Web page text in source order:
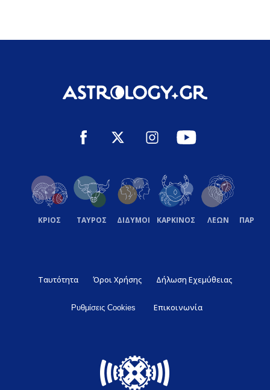
ΚΡΙΟΣ ΤΑΥΡΟΣ ΔΙΔΥΜΟΙ ΚΑΡΚΙΝΟΣ ΛΕΩΝ
Ταυτότητα Όροι Χρήσης Δήλωση Εχεμύθειας
Ρυθμίσεις Cookies Επικοινωνία